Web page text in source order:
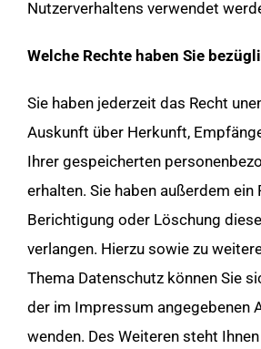
Nutzerverhaltens verwendet
Welche Rechte haben Sie
Sie haben jederzeit das Recht
Auskunft über Herkunft,
Ihrer gespeicherten
erhalten. Sie haben außerdem ein
Berichtigung oder Löschung
verlangen. Hierzu sowie zu
Thema Datenschutz können Sie
der im Impressum angegebenen
wenden. Des Weiteren steht